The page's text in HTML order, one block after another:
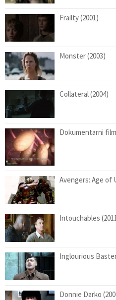
Frailty (2001)
Monster (2003)
Collateral (2004)
Dokumentarni
Avengers: Age of
Intouchables
Inglourious
Donnie Darko